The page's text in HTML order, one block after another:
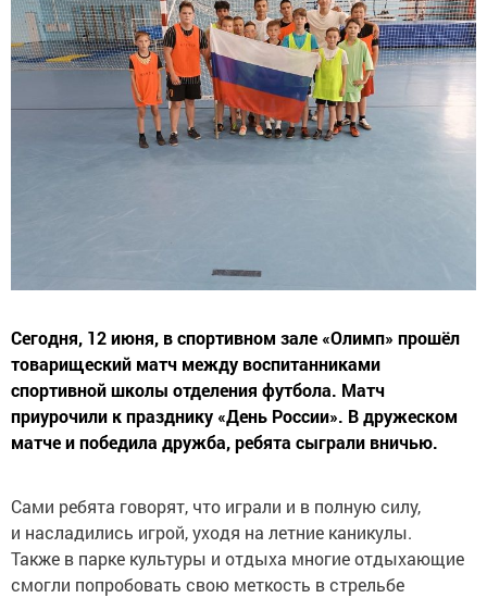
Сегодня, 12 июня, в спортивном зале «Олимп» прошёл
товарищеский матч между воспитанниками
спортивной школы отделения футбола. Матч
приурочили к празднику «День России». В дружеском
матче и победила дружба, ребята сыграли вничью.
Сами ребята говорят, что играли и в полную силу,
и насладились игрой, уходя на летние каникулы.
Также в парке культуры и отдыха многие отдыхающие
смогли попробовать свою меткость в стрельбе